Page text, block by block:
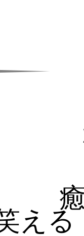
える